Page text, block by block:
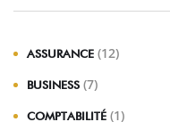
ASSURANCE (12)
BUSINESS (7)
COMPTABILITÉ (1)